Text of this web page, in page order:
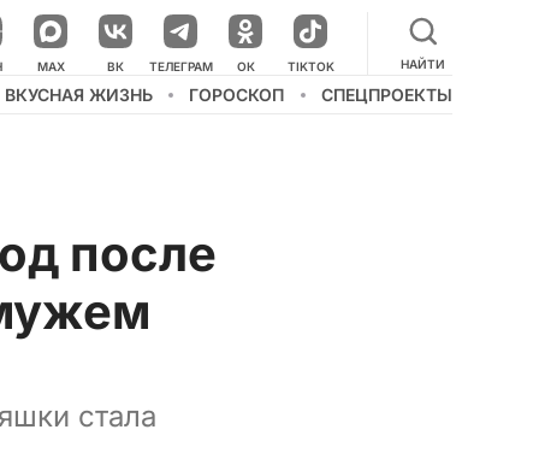
НАШ КАНАЛ В МЕССЕНДЖЕРЕ
MAX ВК ТЕЛЕГРАМ ОК TIKTOK НАЙТИ
ВКУСНАЯ ЖИЗНЬ ГОРОСКОП СПЕЦПРОЕКТЫ
после
стала